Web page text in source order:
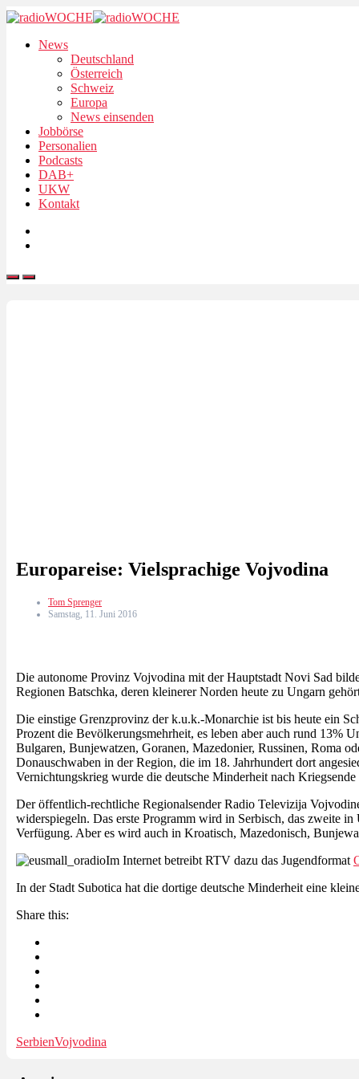
News
Deutschland
Österreich
Schweiz
Europa
News einsenden
Jobbörse
Personalien
Podcasts
DAB+
UKW
Kontakt
Europareise: Vielsprachige Vojvodina
Tom Sprenger
Samstag, 11. Juni 2016
Die autonome Provinz Vojvodina mit der Hauptstadt Novi Sad
Regionen Batschka, deren kleinerer Norden heute zu Ungarn
Die einstige Grenzprovinz der k.u.k.-Monarchie ist bis heute ein
Prozent die Bevölkerungsmehrheit, es leben aber auch rund
Bulgaren, Bunjewatzen, Goranen, Mazedonier, Russinen, Roma
Donauschwaben in der Region, die im 18. Jahrhundert dort
Vernichtungskrieg wurde die deutsche Minderheit nach
Der öffentlich-rechtliche Regionalsender Radio Televizija
widerspiegeln. Das erste Programm wird in Serbisch, das zweite
Verfügung. Aber es wird auch in Kroatisch, Mazedonisch,
Im Internet betreibt RTV dazu das Jugendformat
In der Stadt Subotica hat die dortige deutsche Minderheit eine
Share this:
SerbienVojvodina